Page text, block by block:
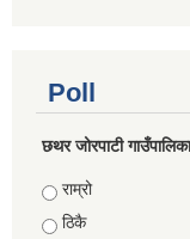
Poll
छथर जोरपाटी
Choices
राम्रो
ठिकै